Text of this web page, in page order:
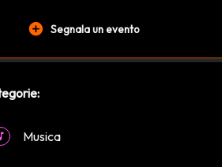
add_circle Segnala un evento
Musica